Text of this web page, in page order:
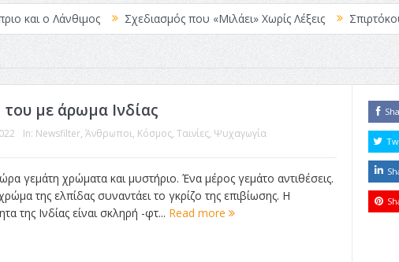
ο Λάνθιμος Σχεδιασμός που «Μιλάει» Χωρίς Λέξεις Σπιρτόκουτο: η
με άρωμα Ινδίας
In: Newsfilter, Άνθρωποι, Κόσμος, Ταινίες, Ψυχαγωγία
γεμάτη χρώματα και μυστήριο. Ένα μέρος γεμάτο αντιθέσεις.
της ελπίδας συναντάει το γκρίζο της επιβίωσης. Η
της Ινδίας είναι σκληρή -φτ... Read more